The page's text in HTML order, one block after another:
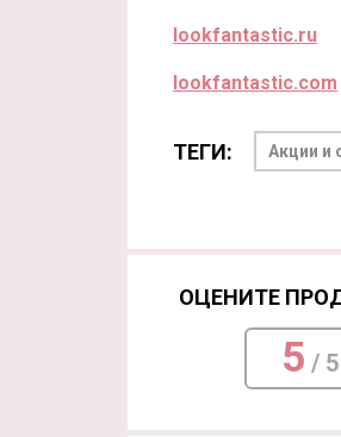
lookfantastic.ru
lookfantastic.com
ТЕГИ: Акции и
ОЦЕНИТЕ
5 / 5